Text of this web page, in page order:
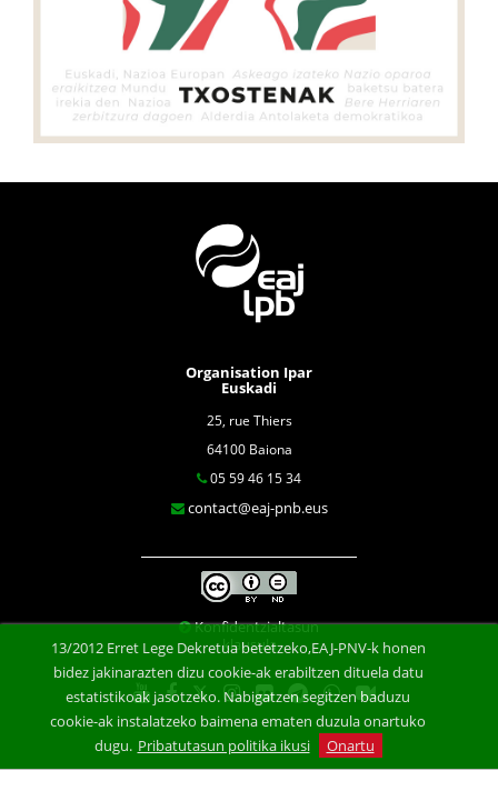
Organisation Ipar
Euskadi
25, rue Thiers
64100 Baiona
05 59 46 15 34
contact@eaj-pnb.eus
Konfidentzialtasun
klausula
13/2012 Erret Lege Dekretua betetzeko,EAJ-PNV-k honen
bidez jakinarazten dizu cookie-ak erabiltzen dituela datu
estatistikoak jasotzeko. Nabigatzen segitzen baduzu
cookie-ak instalatzeko baimena ematen duzula onartuko
dugu. Pribatutasun politika ikusi Onartu